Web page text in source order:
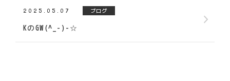
2025.05.07 ブログ
KのGW(^_-)-☆